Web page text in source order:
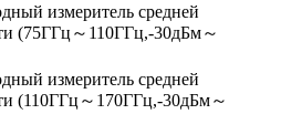
измеритель средней
(75ГГц～110ГГц,-30дБм～
измеритель средней
(110ГГц～170ГГц,-30дБм～